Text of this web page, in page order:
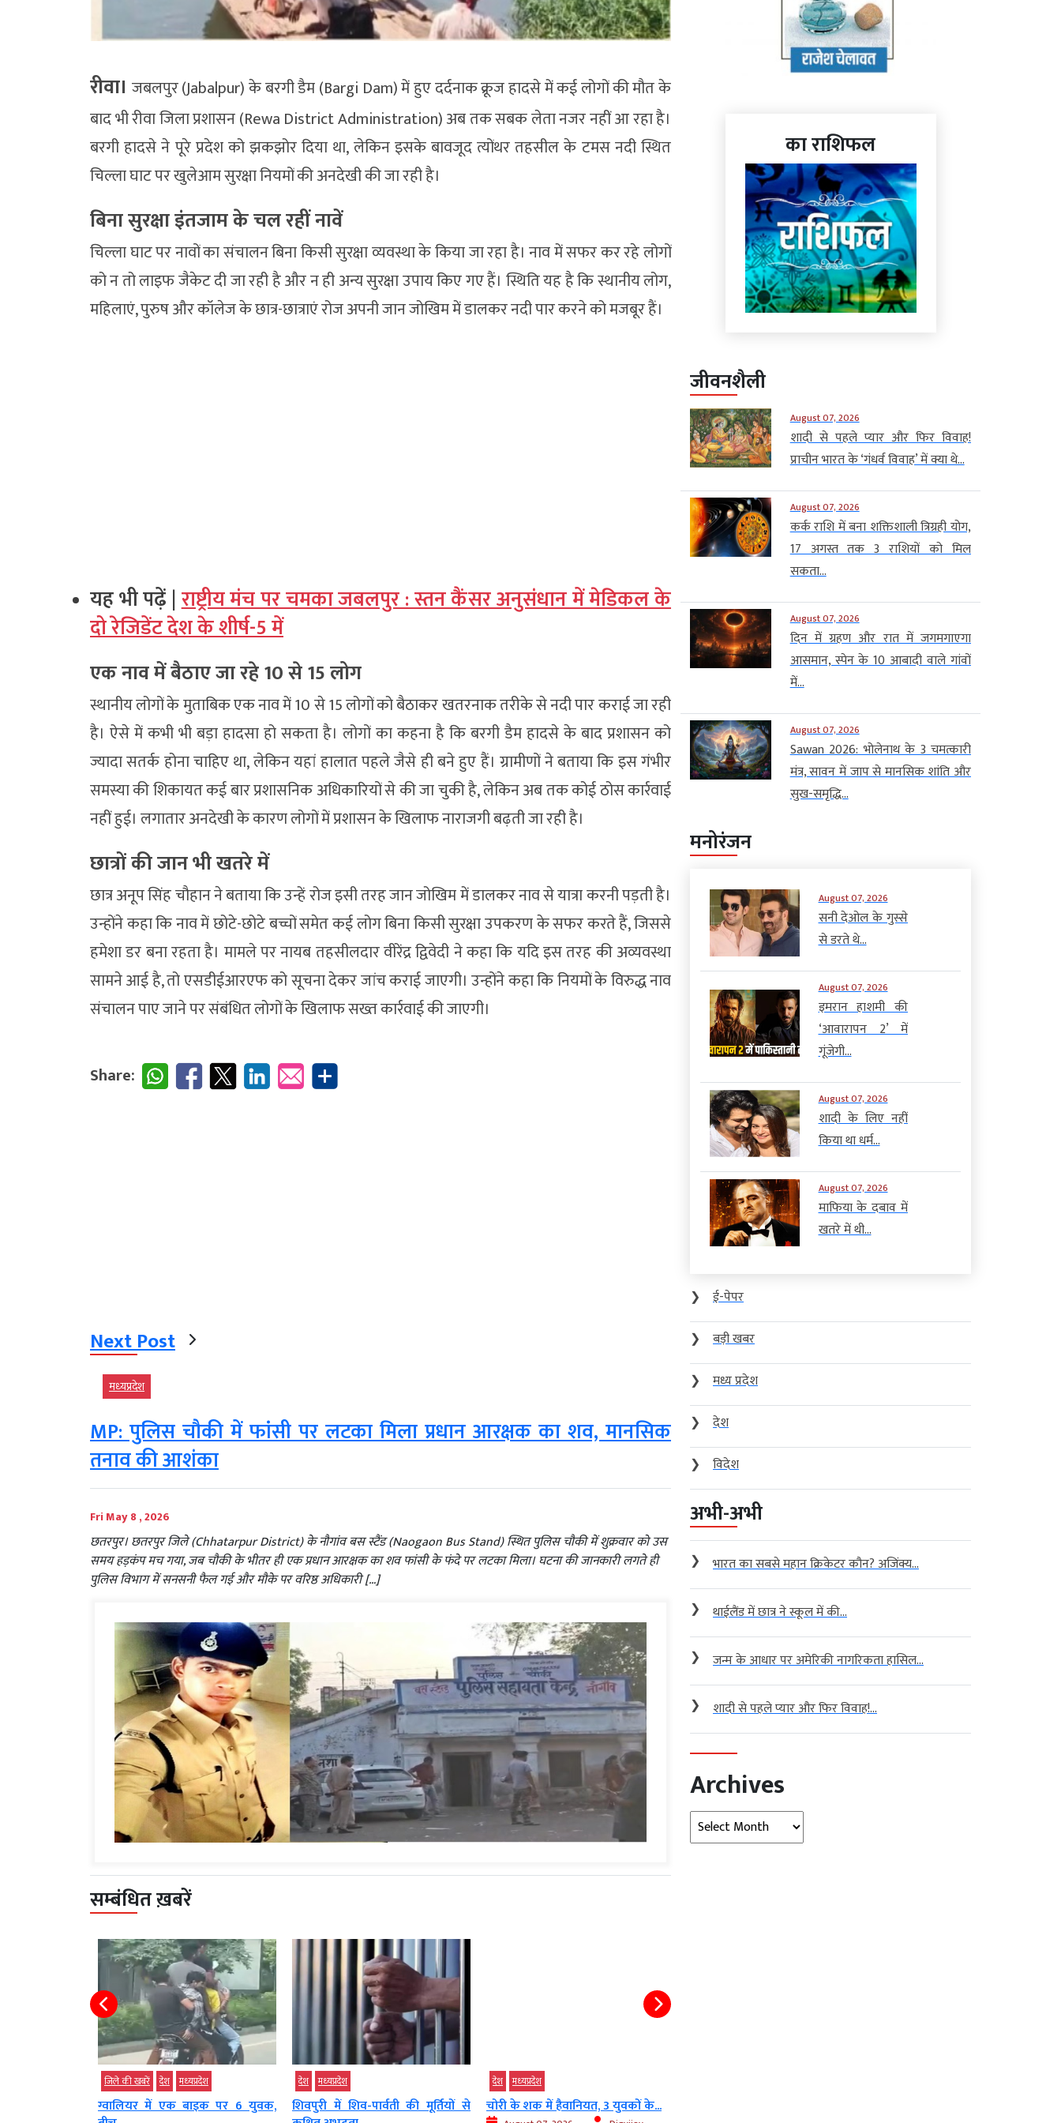
रीवा। जबलपुर (Jabalpur) के बरगी डैम (Bargi Dam) में हुए दर्दनाक क्रूज हादसे में कई लोगों की मौत के
बाद भी रीवा जिला प्रशासन (Rewa District Administration) अब तक सबक लेता नजर नहीं आ रहा है।
बरगी हादसे ने पूरे प्रदेश को झकझोर दिया था, लेकिन इसके बावजूद त्योंथर तहसील के टमस नदी स्थित
चिल्ला घाट पर खुलेआम सुरक्षा नियमों की अनदेखी की जा रही है।
बिना सुरक्षा इंतजाम के चल रहीं नावें
चिल्ला घाट पर नावों का संचालन बिना किसी सुरक्षा व्यवस्था के किया जा रहा है। नाव में सफर कर रहे लोगों
को न तो लाइफ जैकेट दी जा रही है और न ही अन्य सुरक्षा उपाय किए गए हैं। स्थिति यह है कि स्थानीय लोग,
महिलाएं, पुरुष और कॉलेज के छात्र-छात्राएं रोज अपनी जान जोखिम में डालकर नदी पार करने को मजबूर हैं।
यह भी पढ़ें |राष्ट्रीय मंच पर चमका जबलपुर : स्तन कैंसर अनुसंधान में मेडिकल के
दो रेजिडेंट देश के शीर्ष-5 में
एक नाव में बैठाए जा रहे 10 से 15 लोग
स्थानीय लोगों के मुताबिक एक नाव में 10 से 15 लोगों को बैठाकर खतरनाक तरीके से नदी पार कराई जा रही
है। ऐसे में कभी भी बड़ा हादसा हो सकता है। लोगों का कहना है कि बरगी डैम हादसे के बाद प्रशासन को
ज्यादा सतर्क होना चाहिए था, लेकिन यहां हालात पहले जैसे ही बने हुए हैं। ग्रामीणों ने बताया कि इस गंभीर
समस्या की शिकायत कई बार प्रशासनिक अधिकारियों से की जा चुकी है, लेकिन अब तक कोई ठोस कार्रवाई
नहीं हुई। लगातार अनदेखी के कारण लोगों में प्रशासन के खिलाफ नाराजगी बढ़ती जा रही है।
छात्रों की जान भी खतरे में
छात्र अनूप सिंह चौहान ने बताया कि उन्हें रोज इसी तरह जान जोखिम में डालकर नाव से यात्रा करनी पड़ती है।
उन्होंने कहा कि नाव में छोटे-छोटे बच्चों समेत कई लोग बिना किसी सुरक्षा उपकरण के सफर करते हैं, जिससे
हमेशा डर बना रहता है। मामले पर नायब तहसीलदार वीरेंद्र द्विवेदी ने कहा कि यदि इस तरह की अव्यवस्था
सामने आई है, तो एसडीईआरएफ को सूचना देकर जांच कराई जाएगी। उन्होंने कहा कि नियमों के विरुद्ध नाव
संचालन पाए जाने पर संबंधित लोगों के खिलाफ सख्त कार्रवाई की जाएगी।
Share:
Next Post
मध्‍यप्रदेश
MP: पुलिस चौकी में फांसी पर लटका मिला प्रधान आरक्षक का शव, मानसिक
तनाव की आशंका
Fri May 8 , 2026
छतरपुर। छतरपुर जिले (Chhatarpur District) के नौगांव बस स्टैंड (Naogaon Bus Stand) स्थित पुलिस चौकी में शुक्रवार को उस
समय हड़कंप मच गया, जब चौकी के भीतर ही एक प्रधान आरक्षक का शव फांसी के फंदे पर लटका मिला। घटना की जानकारी लगते ही
पुलिस विभाग में सनसनी फैल गई और मौके पर वरिष्ठ अधिकारी […]
सम्बंधित ख़बरें
जिले की खबरें देश मध्‍यप्रदेश
ग्वालियर में एक बाइक पर 6 युवक,
देश मध्‍यप्रदेश
शिवपुरी में शिव-पार्वती की मूर्तियों से
देश मध्‍यप्रदेश
चोरी के शक में हैवानियत, 3 युवकों के...
का राशिफल
जीवनशैली
August 07, 2026
शादी से पहले प्यार और फिर विवाह!
प्राचीन भारत के ‘गंधर्व विवाह’ में क्या थे...
August 07, 2026
कर्क राशि में बना शक्तिशाली त्रिग्रही योग,
17 अगस्त तक 3 राशियों को मिल
सकता...
August 07, 2026
दिन में ग्रहण और रात में जगमगाएगा
आसमान, स्पेन के 10 आबादी वाले गांवों
में...
August 07, 2026
Sawan 2026: भोलेनाथ के 3 चमत्कारी
मंत्र, सावन में जाप से मानसिक शांति और
सुख-समृद्धि...
मनोरंजन
August 07, 2026
सनी देओल के गुस्से
से डरते थे...
August 07, 2026
इमरान हाशमी की
‘आवारापन 2’ में
गूंजेगी...
August 07, 2026
शादी के लिए नहीं
किया था धर्म...
August 07, 2026
माफिया के दबाव में
खतरे में थी...
❯
ई-पेपर
❯
बड़ी खबर
❯
मध्य प्रदेश
❯
देश
❯
विदेश
अभी-अभी
❯ भारत का सबसे महान क्रिकेटर कौन? अजिंक्य...
❯ थाईलैंड में छात्र ने स्कूल में की...
❯ जन्म के आधार पर अमेरिकी नागरिकता हासिल...
❯ शादी से पहले प्यार और फिर विवाह!...
Archives
Archives